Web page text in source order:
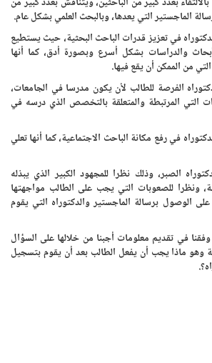
الماجستير التي يعدها، وبالبحث العلمي بشكل عام.
في تعزيز قدرات الباحث البحثية، حيث يستطيع
والدراسات بشكل أسرع وبصورة أدق، كما أنها
من الممكن أن يقع فيها.
الفرصة للطالب لأن يكون مدرسا في الجامعات،
التي المرتبطة والمتعلقة بالتخصص الذي درسه في
في رفع مكانة الباحث الاجتماعية، كما أنها تعلي
الصبر، وذلك نظرا للمجهود الكبير الذي يبذله
ونظرا للصعوبات التي يجب على الطالب مواجهتها
الوصول برسالة الماجستير والدكتوراه التي يقوم
في تقديم معلومات أجبنا من خلالها على السؤال
وهو ماذا يجب أن يفعل الطالب بعد أن يقوم بتسجيل